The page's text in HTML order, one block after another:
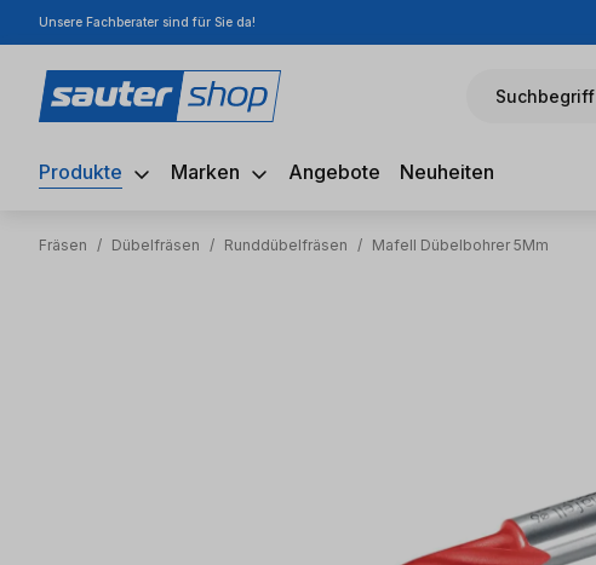
Hauptinhalt springen
Zur Suche springen
Zur Hauptnavigation springen
Unsere Fachberater sind für Sie da!
Suchbegriff
Produkte Marken Angebote Neuheiten
Fräsen / Dübelfräsen / Runddübelfräsen / Mafell Dübelbohrer 5Mm